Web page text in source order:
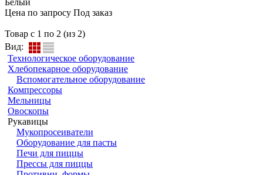
Белый
Цена по запросу Под заказ
Товар с 1 по 2 (из 2)
Вид:
Технологическое оборудование
Хлебопекарное оборудование
Вспомогательное оборудование
Компрессоры
Мельницы
Овоскопы
Рукавицы
Мукопросеиватели
Оборудование для пасты
Печи для пиццы
Прессы для пиццы